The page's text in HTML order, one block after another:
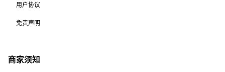
用户协议
免责声明
商家须知